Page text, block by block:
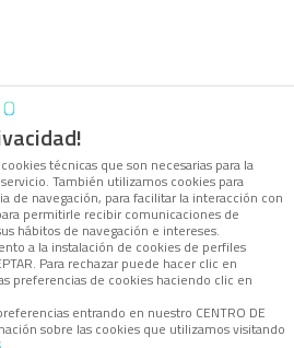
técnicas que son necesarias para la
También utilizamos cookies para
de navegación, para facilitar la interacción con
permitirle recibir comunicaciones de
hábitos de navegación e intereses.
a la instalación de cookies de perfiles
Para rechazar puede hacer clic en
preferencias de cookies haciendo clic en
entrando en nuestro CENTRO DE
sobre las cookies que utilizamos visitando